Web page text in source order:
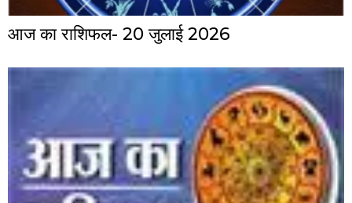
आज का राशिफल- 20 जुलाई 2026